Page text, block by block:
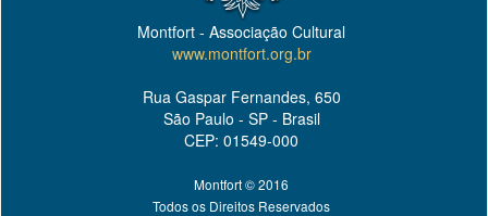
Montfort - Associação Cultural
www.montfort.org.br
Rua Gaspar Fernandes, 650
São Paulo - SP - Brasil
CEP: 01549-000
Montfort © 2016
Todos os Direitos Reservados